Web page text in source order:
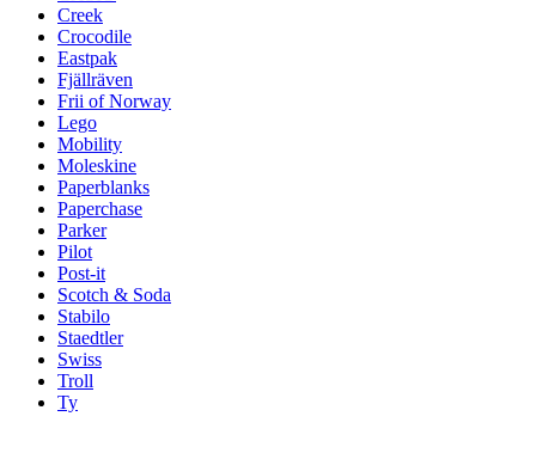
Creek
Crocodile
Eastpak
Fjällräven
Frii of Norway
Lego
Mobility
Moleskine
Paperblanks
Paperchase
Parker
Pilot
Post-it
Scotch & Soda
Stabilo
Staedtler
Swiss
Troll
Ty